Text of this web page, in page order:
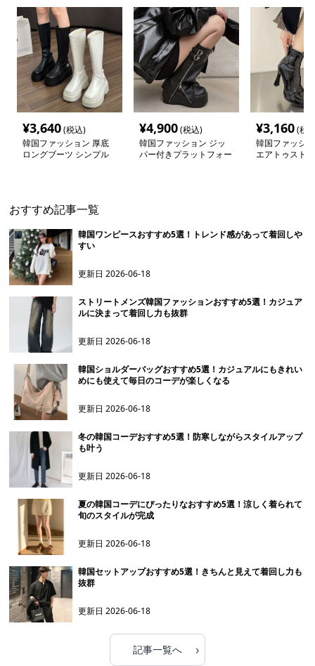
¥3,640(税込)
韓国ファッション 厚底
ロングブーツ シンプル
¥4,900(税込)
韓国ファッション ジッ
パー付きプラットフォー
¥3,160(税
韓国ファッシ
エアトゥスト
おすすめ記事一覧
韓国ワンピースおすすめ5選！トレンド感があって着回しや
すい
更新日2026-06-18
ストリートメンズ韓国ファッションおすすめ5選！カジュア
ルに決まって着回し力も抜群
更新日2026-06-18
韓国ショルダーバッグおすすめ5選！カジュアルにもきれい
めにも使えて毎日のコーデが楽しくなる
更新日2026-06-18
冬の韓国コーデおすすめ5選！防寒しながらスタイルアップ
も叶う
更新日2026-06-18
夏の韓国コーデにぴったりなおすすめ5選！涼しく着られて
旬のスタイルが完成
更新日2026-06-18
韓国セットアップおすすめ5選！きちんと見えて着回し力も
抜群
更新日2026-06-18
記事一覧へ ›